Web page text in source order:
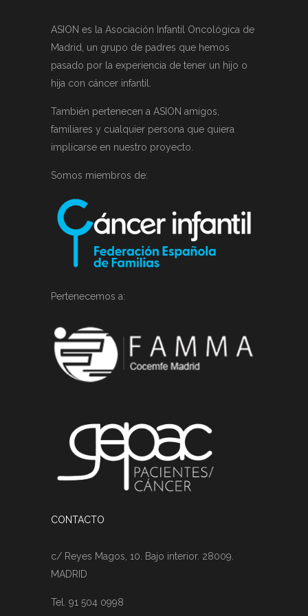
ASION es la Asociación Infantil Oncológica de
Madrid, un grupo de padres que hemos
pasado por la experiencia de tener un hijo o
hija con cáncer infantil.
También pertenecen a ASION amigos,
familiares y cualquier persona que quiera
implicarse en nuestro proyecto.
Somos miembros de:
Pertenecemos a:
CONTACTO
c/ Reyes Magos, 10. Bajo interior. 28009.
MADRID
Tel. 91 504 0998